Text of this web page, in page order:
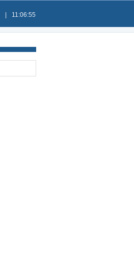
11:06:55